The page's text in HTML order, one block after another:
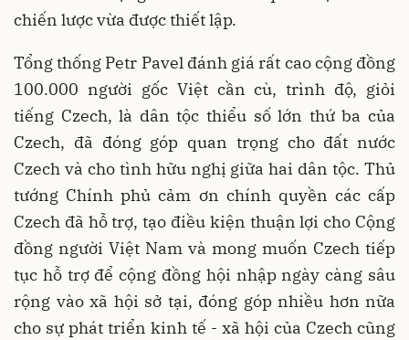
chiến lược vừa được thiết lập.
Tổng thống Petr Pavel đánh giá rất cao cộng đồng
100.000 người gốc Việt cần cù, trình độ, giỏi
tiếng Czech, là dân tộc thiểu số lớn thứ ba của
Czech, đã đóng góp quan trọng cho đất nước
Czech và cho tình hữu nghị giữa hai dân tộc. Thủ
tướng Chính phủ cảm ơn chính quyền các cấp
Czech đã hỗ trợ, tạo điều kiện thuận lợi cho Cộng
đồng người Việt Nam và mong muốn Czech tiếp
tục hỗ trợ để cộng đồng hội nhập ngày càng sâu
rộng vào xã hội sở tại, đóng góp nhiều hơn nữa
cho sự phát triển kinh tế - xã hội của Czech cũng